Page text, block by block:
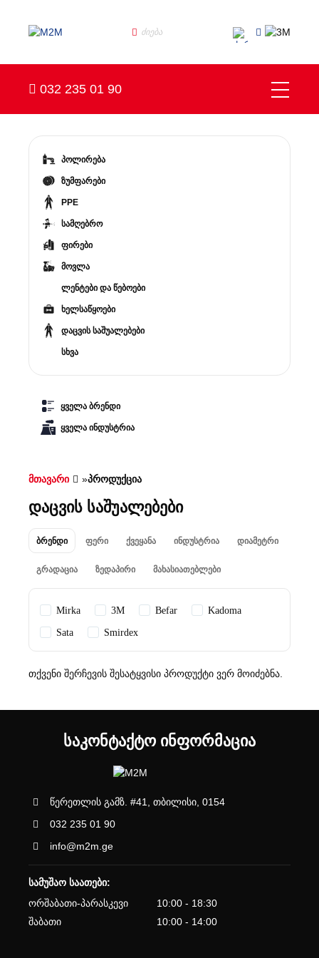
032 235 01 90
პოლირება
ზუმფარები
PPE
სამღებრო
ფირები
მოვლა
ლენტები და წებოები
ხელსაწყოები
დაცვის საშუალებები
სხვა
ყველა ბრენდი
ყველა ინდუსტრია
მთავარი »პროდუქცია
დაცვის საშუალებები
ბრენდი ფერი ქვეყანა ინდუსტრია დიამეტრი
გრადაცია ზედაპირი მახასიათებლები
Mirka 3M Befar Kadoma
Sata Smirdex
თქვენი შერჩევის შესატყვისი პროდუქტი ვერ მოიძებნა.
ᲡᲐᲙᲝᲜᲢᲐᲥᲢᲝ ᲘᲜᲤᲝᲠᲛᲐᲪᲘᲐ
წერეთლის გამზ. #41, თბილისი, 0154
032 235 01 90
info@m2m.ge
სამუშაო საათები:
ორშაბათი-პარასკევი
10:00 - 18:30
შაბათი
10:00 - 14:00